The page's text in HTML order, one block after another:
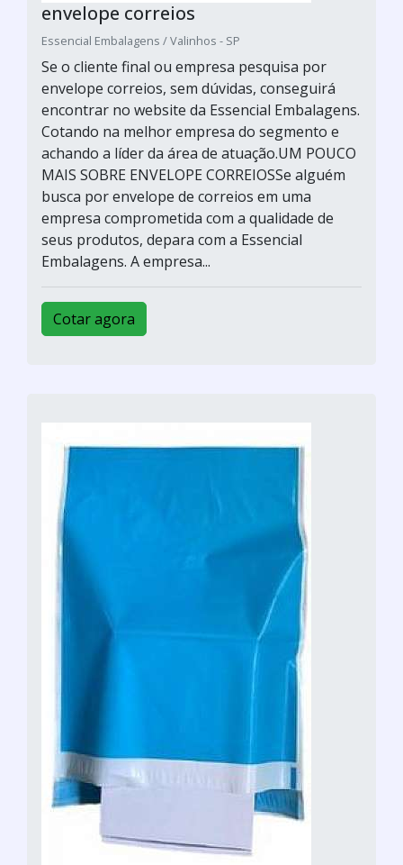
envelope correios
Essencial Embalagens / Valinhos - SP
Se o cliente final ou empresa pesquisa por
envelope correios, sem dúvidas, conseguirá
encontrar no website da Essencial Embalagens.
Cotando na melhor empresa do segmento e
achando a líder da área de atuação.UM POUCO
MAIS SOBRE ENVELOPE CORREIOSSe alguém
busca por envelope de correios em uma
empresa comprometida com a qualidade de
seus produtos, depara com a Essencial
Embalagens. A empresa...
Cotar agora